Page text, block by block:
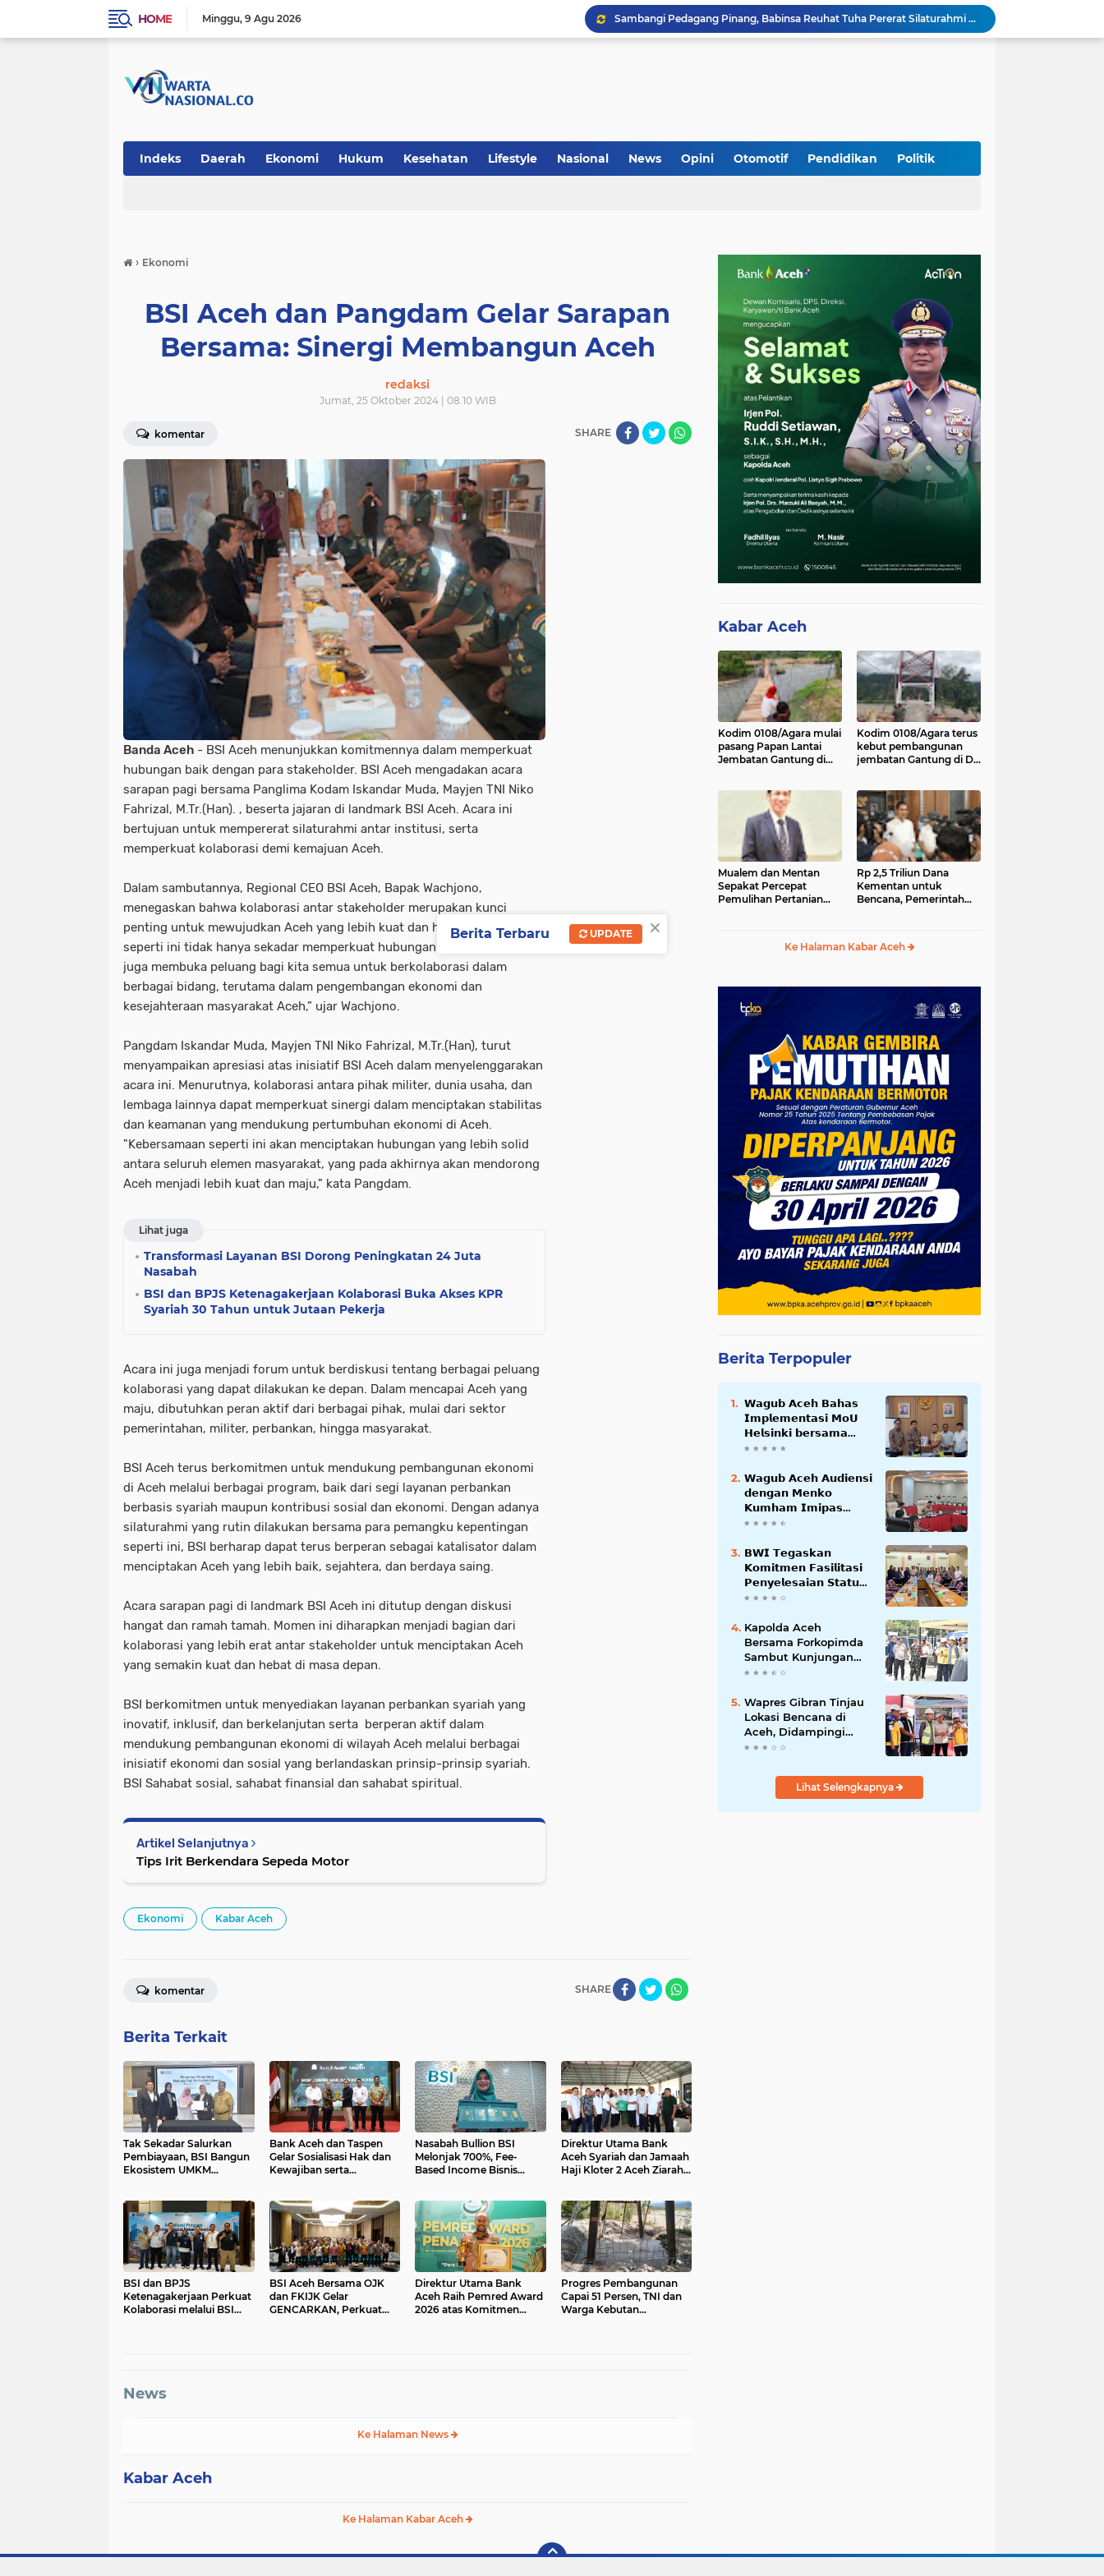
HOME Minggu 9 Agu 2026
Sambangi Pedagang Pinang, Babinsa Reuhat Tuha Pererat Silaturahmi dengan Warga
Jalin Keakraban dengan Warga, Babinsa Leung Ie Perkuat Komunikasi di Wilayah Binaan
Rp 2,5 Triliun Dana Kementan untuk Bencana, Pemerintah Aceh kelola Rp 9,7 M
Indeks Daerah Ekonomi Hukum Kesehatan Lifestyle Nasional News Opini Otomotif Pendidikan Politik
› Ekonomi
BSI Aceh dan Pangdam Gelar Sarapan
Bersama: Sinergi Membangun Aceh
redaksi
Jumat, 25 Oktober 2024 | 08.10 WIB
komentar SHARE
Banda Aceh - BSI Aceh menunjukkan komitmennya dalam memperkuat
hubungan baik dengan para stakeholder. BSI Aceh mengadakan acara
sarapan pagi bersama Panglima Kodam Iskandar Muda, Mayjen TNI Niko
Fahrizal, M.Tr.(Han). , beserta jajaran di landmark BSI Aceh. Acara ini
bertujuan untuk mempererat silaturahmi antar institusi, serta
memperkuat kolaborasi demi kemajuan Aceh.
Dalam sambutannya, Regional CEO BSI Aceh, Bapak Wachjono,
menegaskan bahwa kolaborasi antar stakeholder merupakan kunci
penting untuk mewujudkan Aceh yang lebih kuat dan hebat. “Silaturahmi
seperti ini tidak hanya sekadar memperkuat hubungan personal, tetapi
juga membuka peluang bagi kita semua untuk berkolaborasi dalam
berbagai bidang, terutama dalam pengembangan ekonomi dan
kesejahteraan masyarakat Aceh,” ujar Wachjono.
Pangdam Iskandar Muda, Mayjen TNI Niko Fahrizal, M.Tr.(Han), turut
menyampaikan apresiasi atas inisiatif BSI Aceh dalam menyelenggarakan
acara ini. Menurutnya, kolaborasi antara pihak militer, dunia usaha, dan
lembaga lainnya dapat memperkuat sinergi dalam menciptakan stabilitas
dan keamanan yang mendukung pertumbuhan ekonomi di Aceh.
"Kebersamaan seperti ini akan menciptakan hubungan yang lebih solid
antara seluruh elemen masyarakat, yang pada akhirnya akan mendorong
Aceh menjadi lebih kuat dan maju," kata Pangdam.
Lihat juga
Transformasi Layanan BSI Dorong Peningkatan 24 Juta
Nasabah
BSI dan BPJS Ketenagakerjaan Kolaborasi Buka Akses KPR
Syariah 30 Tahun untuk Jutaan Pekerja
Acara ini juga menjadi forum untuk berdiskusi tentang berbagai peluang
kolaborasi yang dapat dilakukan ke depan. Dalam mencapai Aceh yang
maju, dibutuhkan peran aktif dari berbagai pihak, mulai dari sektor
pemerintahan, militer, perbankan, hingga masyarakat.
BSI Aceh terus berkomitmen untuk mendukung pembangunan ekonomi
di Aceh melalui berbagai program, baik dari segi layanan perbankan
berbasis syariah maupun kontribusi sosial dan ekonomi. Dengan adanya
silaturahmi yang rutin dilakukan bersama para pemangku kepentingan
seperti ini, BSI berharap dapat terus berperan sebagai katalisator dalam
menciptakan Aceh yang lebih baik, sejahtera, dan berdaya saing.
Acara sarapan pagi di landmark BSI Aceh ini ditutup dengan diskusi
hangat dan ramah tamah. Momen ini diharapkan menjadi bagian dari
kolaborasi yang lebih erat antar stakeholder untuk menciptakan Aceh
yang semakin kuat dan hebat di masa depan.
BSI berkomitmen untuk menyediakan layanan perbankan syariah yang
inovatif, inklusif, dan berkelanjutan serta berperan aktif dalam
mendukung pembangunan ekonomi di wilayah Aceh melalui berbagai
inisiatif ekonomi dan sosial yang berlandaskan prinsip-prinsip syariah.
BSI Sahabat sosial, sahabat finansial dan sahabat spiritual.
Artikel Selanjutnya
Tips Irit Berkendara Sepeda Motor
Ekonomi Kabar Aceh
SHARE
komentar
Berita Terkait
Tak Sekadar Salurkan
Pembiayaan, BSI Bangun
Ekosistem UMKM
Bank Aceh dan Taspen
Gelar Sosialisasi Hak dan
Kewajiban serta
Nasabah Bullion BSI
Melonjak 700%, Fee-
Based Income Bisnis
Direktur Utama Bank
Aceh Syariah dan Jamaah
Haji Kloter 2 Aceh Ziarahi
Wakaf yang Mengalir
Sepanjang Zaman
BSI dan BPJS
Ketenagakerjaan Perkuat
Kolaborasi melalui BSI
BSI Aceh Bersama OJK
dan FKIJK Gelar
GENCARKAN, Perkuat
Direktur Utama Bank
Aceh Raih Pemred Award
2026 atas Komitmen
Progres Pembangunan
Capai 51 Persen, TNI dan
Warga Kebutan
News
Ke Halaman News
Kabar Aceh
Ke Halaman Kabar Aceh
Kabar Aceh
Kodim 0108/Agara mulai
pasang Papan Lantai
Jembatan Gantung di
Kodim 0108/Agara terus
kebut pembangunan
jembatan Gantung di Ds.
Mualem dan Mentan
Sepakat Percepat
Pemulihan Pertanian
Rp 2,5 Triliun Dana
Kementan untuk
Bencana, Pemerintah
Ke Halaman Kabar Aceh
Berita Terpopuler
𝗪𝗮𝗴𝘂𝗯 𝗔𝗰𝗲𝗵 𝗕𝗮𝗵𝗮𝘀
𝗜𝗺𝗽𝗹𝗲𝗺𝗲𝗻𝘁𝗮𝘀𝗶 𝗠𝗼𝗨
𝗛𝗲𝗹𝘀𝗶𝗻𝗸𝗶 𝗯𝗲𝗿𝘀𝗮𝗺𝗮
𝗦𝗲𝗸𝗿𝗲𝘁𝗮𝗿𝗶𝗮𝘁 𝗡𝗲𝗴𝗮𝗿𝗮
𝗪𝗮𝗴𝘂𝗯 𝗔𝗰𝗲𝗵 𝗔𝘂𝗱𝗶𝗲𝗻𝘀𝗶
𝗱𝗲𝗻𝗴𝗮𝗻 𝗠𝗲𝗻𝗸𝗼
𝗞𝘂𝗺𝗵𝗮𝗺 𝗜𝗺𝗶𝗽𝗮𝘀
𝗧𝗲𝗿𝗸𝗮𝗶𝘁 𝗦𝘁𝗮𝘁𝘂𝘀 𝗪𝗮𝗸𝗮𝗳
𝗕𝗪𝗜 𝗧𝗲𝗴𝗮𝘀𝗸𝗮𝗻
𝗞𝗼𝗺𝗶𝘁𝗺𝗲𝗻 𝗙𝗮𝘀𝗶𝗹𝗶𝘁𝗮𝘀𝗶
𝗣𝗲𝗻𝘆𝗲𝗹𝗲𝘀𝗮𝗶𝗮𝗻 𝗦𝘁𝗮𝘁𝘂𝘀
𝗪𝗮𝗸𝗮𝗳 𝗕𝗹𝗮𝗻𝗴 𝗣𝗮𝗱𝗮𝗻𝗴
Kapolda Aceh
Bersama Forkopimda
Sambut Kunjungan
Kerja Wakil Presiden
Bireuen
Wapres Gibran Tinjau
Lokasi Bencana di
Aceh, Didampingi
Wagub Dek Fadh
Lihat Selengkapnya
×
Berita Terbaru UPDATE